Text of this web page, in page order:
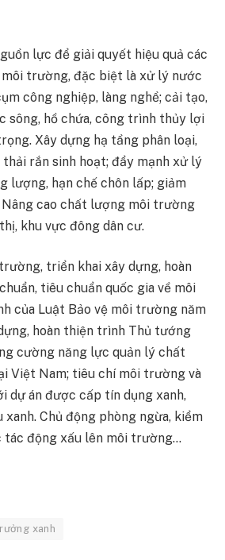
lực để giải quyết hiệu quả các
môi trường, đặc biệt là xử lý nước
công nghiệp, làng nghề; cải tạo,
sông, hồ chứa, công trình thủy lợi
Xây dựng hạ tầng phân loại,
rắn sinh hoạt; đẩy mạnh xử lý
lượng, hạn chế chôn lấp; giảm
cao chất lượng môi trường
khu vực đông dân cư.
triển khai xây dựng, hoàn
tiêu chuẩn quốc gia về môi
của Luật Bảo vệ môi trường năm
hoàn thiện trình Thủ tướng
cường năng lực quản lý chất
Việt Nam; tiêu chí môi trường và
dự án được cấp tín dụng xanh,
Chủ động phòng ngừa, kiểm
tác động xấu lên môi trường…
xanh